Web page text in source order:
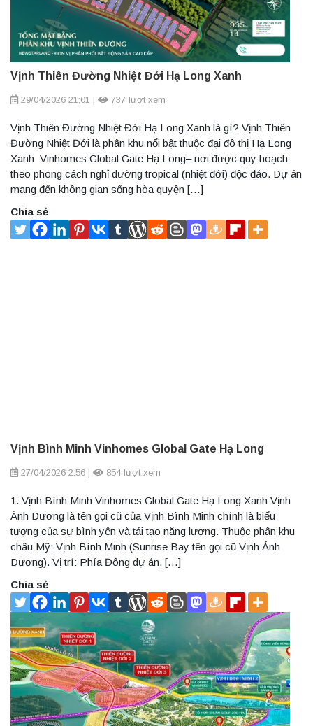
Vịnh Thiên Đường Nhiệt Đới Hạ Long Xanh
29/04/2026 21:01 | 737 lượt xem
Vịnh Thiên Đường Nhiệt Đới Hạ Long Xanh là gì? Vịnh Thiên
Đường Nhiệt Đới là phân khu nổi bật thuộc đại đô thị Hạ Long
Xanh Vinhomes Global Gate Hạ Long– nơi được quy hoạch
theo phong cách nghỉ dưỡng tropical (nhiệt đới) độc đáo. Dự án
mang đến không gian sống hòa quyện […]
Chia sẻ
Vịnh Bình Minh Vinhomes Global Gate Hạ Long
27/04/2026 2:56 | 854 lượt xem
1. Vịnh Bình Minh Vinhomes Global Gate Hạ Long Xanh Vịnh
Ánh Dương là tên gọi cũ của Vịnh Bình Minh chính là biểu
tượng của sự bình yên và tái tạo năng lượng. Thuộc phân khu
châu Mỹ: Vịnh Bình Minh (Sunrise Bay tên gọi cũ Vịnh Ánh
Dương). Vị trí: Phía Đông dự án, […]
Chia sẻ